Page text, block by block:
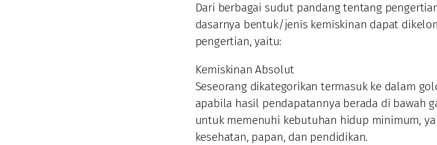
Dari berbagai sudut pandang tentang
dasarnya bentuk/jenis kemiskinan dapat
pengertian, yaitu:
Kemiskinan Absolut
Seseorang dikategorikan termasuk ke dalam
apabila hasil pendapatannya berada di bawah
untuk memenuhi kebutuhan hidup minimum,
kesehatan, papan, dan pendidikan.